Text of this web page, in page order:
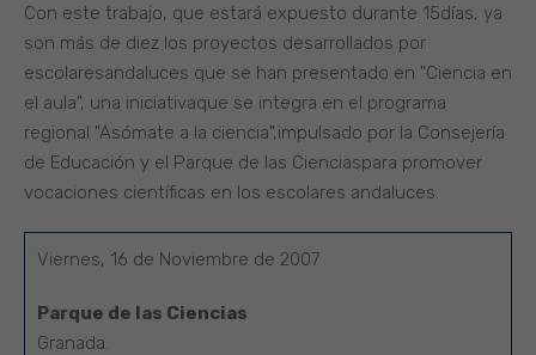
Con este trabajo, que estará expuesto durante 15días, ya
son más de diez los proyectos desarrollados por
escolaresandaluces que se han presentado en "Ciencia en
el aula", una iniciativaque se integra en el programa
regional "Asómate a la ciencia",impulsado por la Consejería
de Educación y el Parque de las Cienciaspara promover
vocaciones científicas en los escolares andaluces.
Viernes, 16 de Noviembre de 2007
Parque de las Ciencias
Granada.